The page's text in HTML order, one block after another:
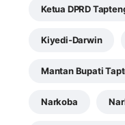
Ketua DPRD
Kiyedi-Darwin
Mantan Bupati
Narkoba